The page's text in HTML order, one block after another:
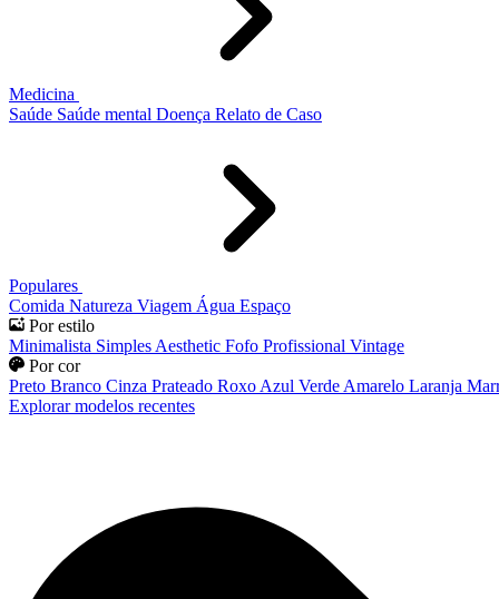
Medicina
Saúde Saúde mental Doença Relato de Caso
Populares
Comida Natureza Viagem Água Espaço
Por estilo
Minimalista Simples Aesthetic Fofo Profissional Vintage
Por cor
Preto Branco Cinza Prateado Roxo Azul Verde Amarelo Laranja
Explorar modelos recentes